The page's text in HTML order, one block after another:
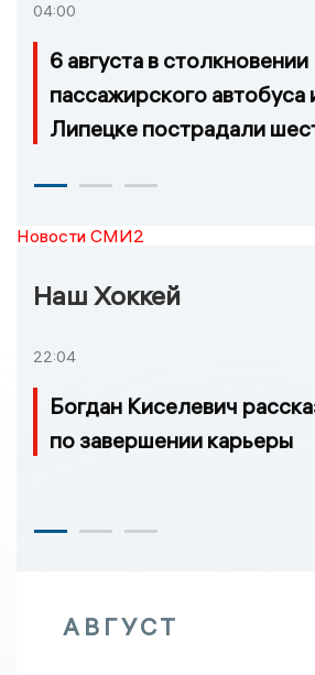
04:00
6 августа в столкновении
пассажирского автобуса
Липецке пострадали
Новости СМИ2
Наш Хоккей
22:04
Богдан Киселевич
по завершении карьеры
АВГУСТ